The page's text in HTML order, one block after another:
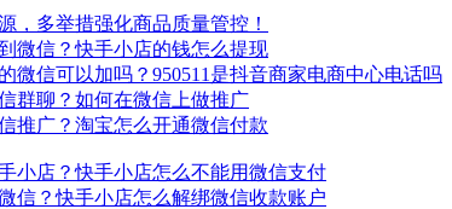
，多举措强化商品质量管控！
微信 ？快手小店的钱怎么提现
微信可以加吗？950511是抖音商家电商中心电话吗
群聊？如何在微信 上做推广
推广？淘宝怎么开通微信付款
小店？快手小店怎么不能用微信支付
信 ？快手小店怎么解绑微信收款账户